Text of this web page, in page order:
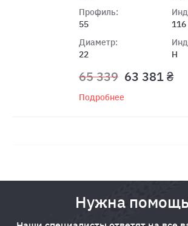
Профиль:
55
Диаметр:
22
116
H
65 339 63 381 ₴
Подробнее
Нужна